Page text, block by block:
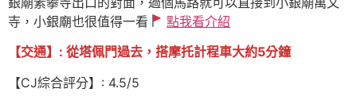
寺，小銀廟也很值得一看
點我看介紹
【交通】: 從塔佩門過去，搭摩托計程車大約5分鐘
【CJ綜合評分】: 4.5/5